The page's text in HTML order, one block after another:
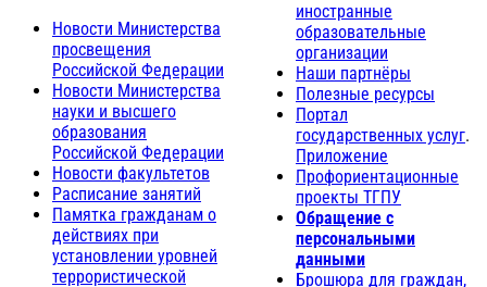
Новости Министерства
просвещения
Российской Федерации
Новости Министерства
науки и высшего
образования
Российской Федерации
Новости факультетов
Расписание занятий
Памятка гражданам о
действиях при
установлении уровней
террористической
иностранные
образовательные
организации
Наши партнёры
Полезные ресурсы
Портал
государственных услуг.
Приложение
Профориентационные
проекты ТГПУ
Обращение с
персональными
данными
Брошюра для граждан,